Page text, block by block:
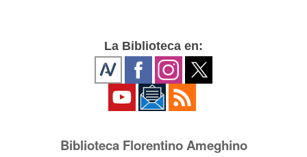
La Biblioteca en:
Biblioteca Florentino Ameghino